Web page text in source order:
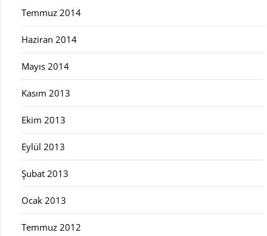
Temmuz 2014
Haziran 2014
Mayıs 2014
Kasım 2013
Ekim 2013
Eylül 2013
Şubat 2013
Ocak 2013
Temmuz 2012